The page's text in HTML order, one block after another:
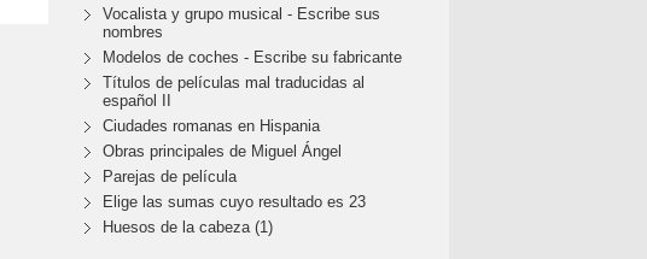
Vocalista y grupo musical - Escribe sus
nombres
Modelos de coches - Escribe su fabricante
Títulos de películas mal traducidas al
español II
Ciudades romanas en Hispania
Obras principales de Miguel Ángel
Parejas de película
Elige las sumas cuyo resultado es 23
Huesos de la cabeza (1)